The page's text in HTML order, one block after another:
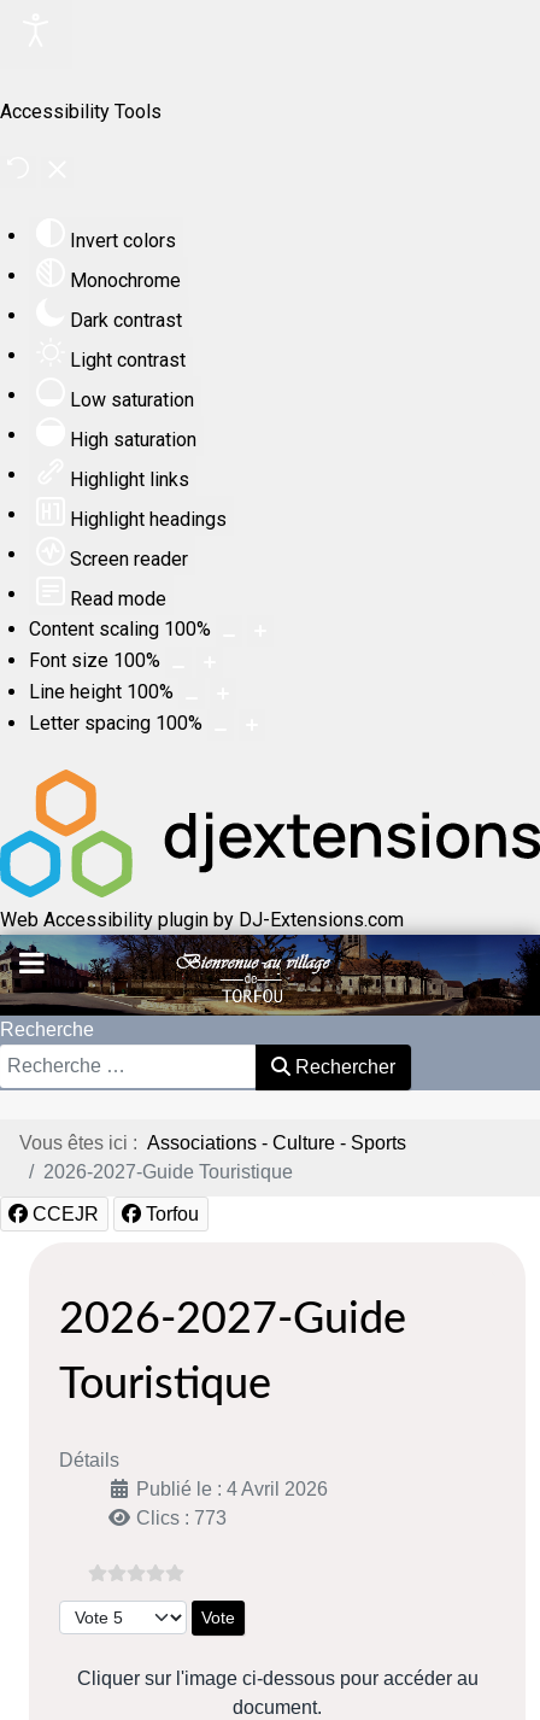
Accessibility Tools
Invert colors
Monochrome
Dark contrast
Light contrast
Low saturation
High saturation
Highlight links
Highlight headings
Screen reader
Read mode
Content scaling 100%
Font size 100%
Line height 100%
Letter spacing 100%
Web Accessibility plugin by DJ-Extensions.com
Recherche
Rechercher
Vous êtes ici : Associations - Culture - Sports
2026-2027-Guide Touristique
CCEJR Torfou
2026-2027-Guide
Touristique
Détails
Publié le : 4 Avril 2026
Clics : 773
Veuillez voter
Cliquer sur l'image ci-dessous pour accéder au
document.